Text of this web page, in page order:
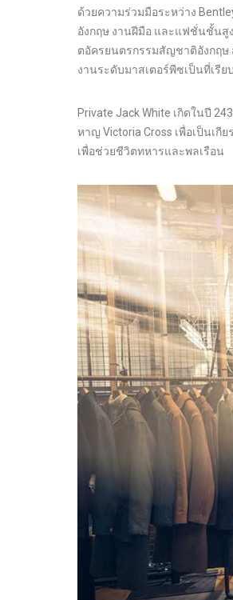
ด้วยความร่วมมือระหว่าง
อังกฤษ งานฝีมือ และแฟชั่นชั้นสู
ตอัครยนตรกรรมสัญชาติอังกฤษ
งานระดับมาสเตอร์พีซเป็นที่เรีย
Private Jack White เกิดในปี
หาญ Victoria Cross เพื่อเป็นเ
เพื่อช่วยชีวิตทหารและพลเรือน